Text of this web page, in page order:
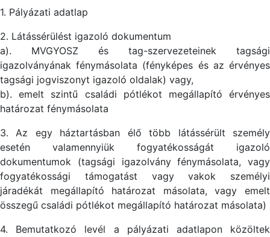
1. Pályázati adatlap
2. Látássérülést igazoló dokumentum
a). MVGYOSZ és tag-szervezeteinek tagsági
igazolványának fénymásolata (fényképes és az érvényes
tagsági jogviszonyt igazoló oldalak) vagy,
b). emelt szintű családi pótlékot megállapító érvényes
határozat fénymásolata
3. Az egy háztartásban élő több látássérült személy
esetén valamennyiük fogyatékosságát igazoló
dokumentumok (tagsági igazolvány fénymásolata, vagy
fogyatékossági támogatást vagy vakok személyi
járadékát megállapító határozat másolata, vagy emelt
összegű családi pótlékot megállapító határozat másolata)
4. Bemutatkozó levél a pályázati adatlapon közöltek